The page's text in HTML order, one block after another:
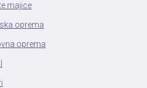
majice
oprema
oprema